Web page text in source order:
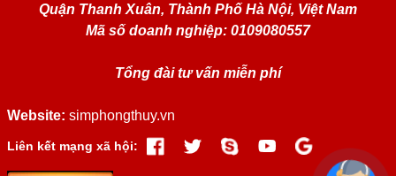
Website: simphongthuy.vn
Liên kết mạng xã hội:
Quận Thanh Xuân, Thành Phố Hà Nội, Việt Nam
Mã số doanh nghiệp: 0109080557
Tổng đài tư vấn miễn phí